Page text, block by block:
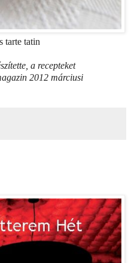
tarte tatin
a recepteket
2012 márciusi